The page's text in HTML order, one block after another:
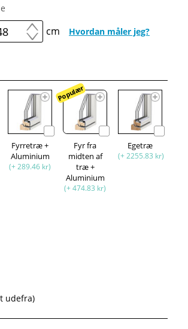
cm Hvordan måler jeg?
Fyrretræ +
Aluminium
(+ 289.46 kr)
Populær
Fyr fra
midten af
træ +
Aluminium
(+ 474.83 kr)
Egetræ
(+ 2255.83 kr)
udefra)